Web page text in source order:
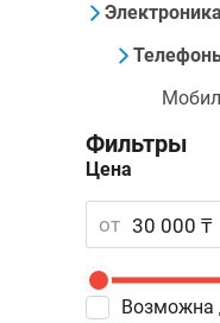
Электроника
Фильтры
Цена
от